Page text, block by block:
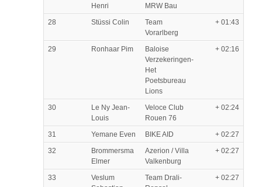
Henri
MRW Bau
28
Stüssi Colin
Team
Vorarlberg
+ 01:43
29 Ronhaar Pim
Baloise
Verzekeringen-
Het
Poetsbureau
Lions
+ 02:16
30
Le Ny Jean-
Louis
Veloce Club
Rouen 76
+ 02:24
31 Yemane Even BIKE AID
+ 02:27
32
Brommersma
Elmer
Azerion / Villa
Valkenburg
+ 02:27
33
Veslum
Team Drali-
+ 02:27